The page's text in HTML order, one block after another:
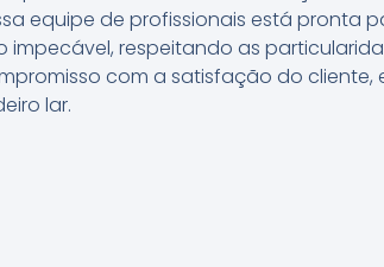
equipe de profissionais está pronta
respeitando as
com a satisfação do cliente,
lar.